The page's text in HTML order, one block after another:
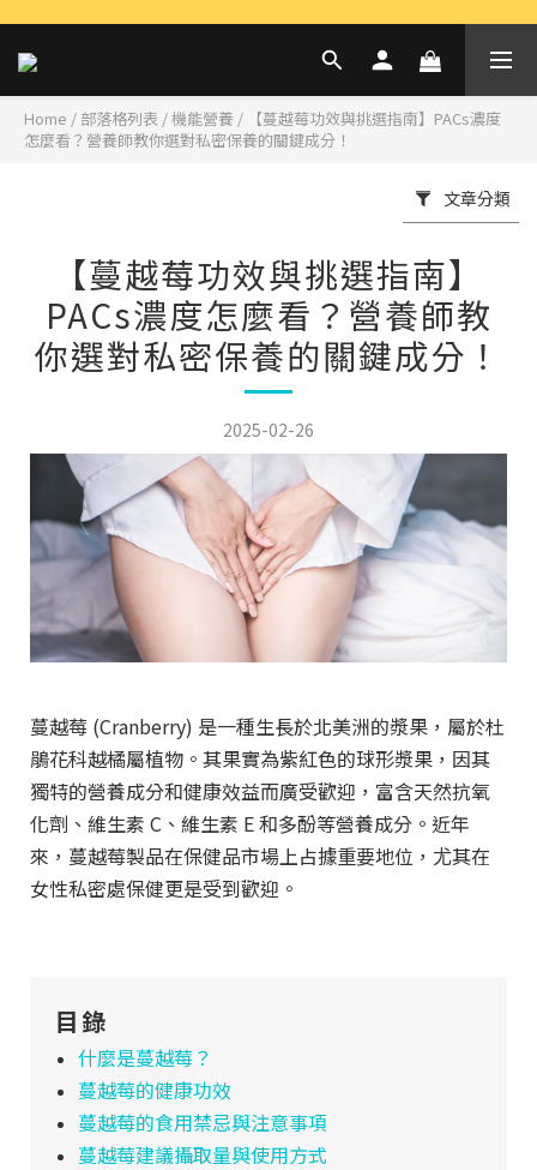
Home / 部落格列表 /機能營養 /
【蔓越莓功效與挑選指南】PACs濃度
怎麼看？營養師教你選對私密保養的關鍵成分！
文章分類
【蔓越莓功效與挑選指南】
PACs濃度怎麼看？營養師教
你選對私密保養的關鍵成分！
2025-02-26
蔓越莓 (Cranberry) 是一種生長於北美洲的漿果，屬於杜
鵑花科越橘屬植物。其果實為紫紅色的球形漿果，因其
獨特的營養成分和健康效益而廣受歡迎，富含天然抗氧
化劑、維生素 C、維生素 E 和多酚等營養成分。近年
來，蔓越莓製品在保健品市場上占據重要地位，尤其在
女性私密處保健更是受到歡迎。
目錄
什麼是蔓越莓？
蔓越莓的健康功效
蔓越莓的食用禁忌與注意事項
蔓越莓建議攝取量與使用方式